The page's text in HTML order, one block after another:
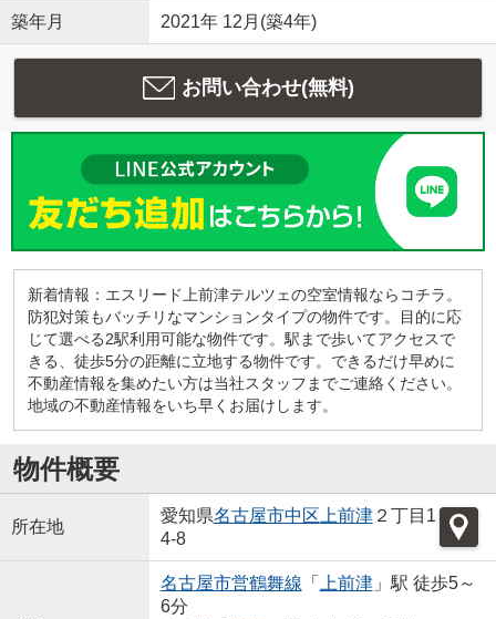
築年月 2021年 12月(築4年)
お問い合わせ(無料)
新着情報：エスリード上前津テルツェの空室情報ならコチラ。
防犯対策もバッチリなマンションタイプの物件です。目的に応
じて選べる2駅利用可能な物件です。駅まで歩いてアクセスで
きる、徒歩5分の距離に立地する物件です。できるだけ早めに
不動産情報を集めたい方は当社スタッフまでご連絡ください。
地域の不動産情報をいち早くお届けします。
物件概要
所在地
愛知県名古屋市中区上前津２丁目1
4-8
名古屋市営鶴舞線 「 上前津」駅 徒歩5～
6分